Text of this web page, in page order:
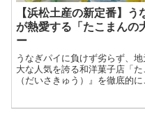
【浜松土産の新定番】
が熱愛する「たこまんの
ー
うなぎパイに負けず劣らず、
大な人気を誇る和洋菓子店「
（だいさきゅう）』を徹底的
りに自慢できる、知る人ぞ知